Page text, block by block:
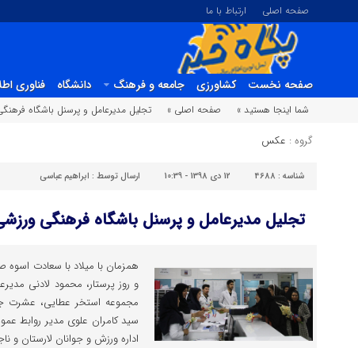
صفحه اصلی ارتباط با ما
صفحه نخست کشاورزی جامعه و فرهنگ دانشگاه فناوری
شما اینجا هستید »
صفحه اصلی » تجلیل مدیرعامل و پرسنل باشگاه
گروه : عکس
شناسه : 4688 12 دی 1398 - 10:39 ارسال توسط : ابراهیم عباسی
تجلیل مدیرعامل و پرسنل باشگاه فرهنگی
همزمان با میلاد با سعادت
و روز پرستار، محمود لادنی
مجموعه استخر عطایی، عشرت
سید کامران علوی مدیر روابط
اداره ورزش و جوانان لارستان و